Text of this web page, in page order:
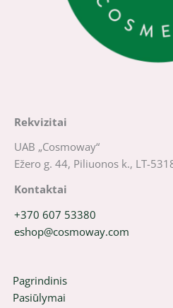
Rekvizitai
UAB „Cosmoway“
Ežero g. 44, Piliuonos k., LT-
Kontaktai
+370 607 53380
eshop@cosmoway.com
Pagrindinis
Pasiūlymai